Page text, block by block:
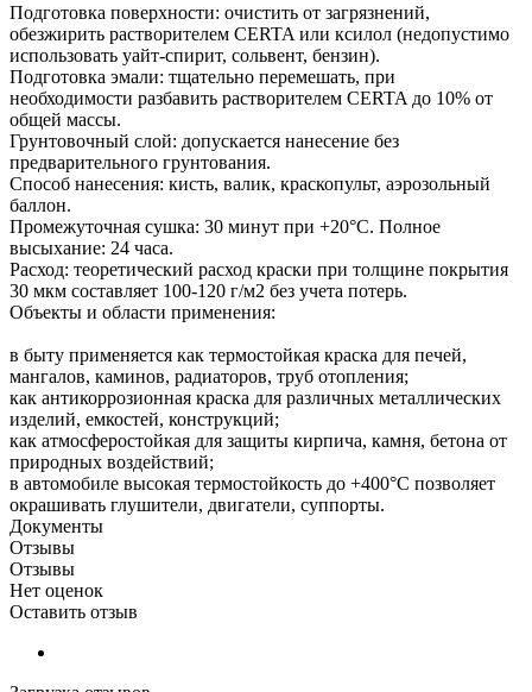
Подготовка поверхности: очистить от загрязнений,
обезжирить растворителем CERTA или ксилол (недопустимо
использовать уайт-спирит, сольвент, бензин).
Подготовка эмали: тщательно перемешать, при
необходимости разбавить растворителем CERTA до 10% от
общей массы.
Грунтовочный слой: допускается нанесение без
предварительного грунтования.
Способ нанесения: кисть, валик, краскопульт, аэрозольный
баллон.
Промежуточная сушка: 30 минут при +20°С. Полное
высыхание: 24 часа.
Расход: теоретический расход краски при толщине покрытия
30 мкм составляет 100-120 г/м2 без учета потерь.
Объекты и области применения:
в быту применяется как термостойкая краска для печей,
мангалов, каминов, радиаторов, труб отопления;
как антикоррозионная краска для различных металлических
изделий, емкостей, конструкций;
как атмосферостойкая для защиты кирпича, камня, бетона от
природных воздействий;
в автомобиле высокая термостойкость до +400°С позволяет
окрашивать глушители, двигатели, суппорты.
Документы
Отзывы
Отзывы
Нет оценок
Оставить отзыв